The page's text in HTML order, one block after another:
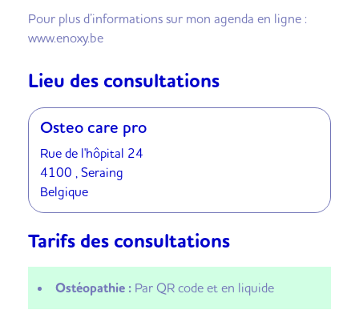
Pour plus d’informations sur mon agenda en ligne :
www.enoxy.be
Lieu des consultations
Osteo care pro
Rue de l'hôpital 24
4100 , Seraing
Belgique
Tarifs des consultations
Ostéopathie : Par QR code et en liquide